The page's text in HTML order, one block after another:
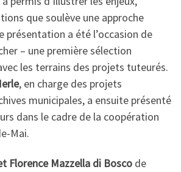
que soulève une approche
présentation a été l’occasion de
– une première sélection
les terrains des projets tuteurés.
, en charge des projets
municipales, a ensuite présenté
dans le cadre de la coopération
Mai.
Florence Mazzella di Bosco de